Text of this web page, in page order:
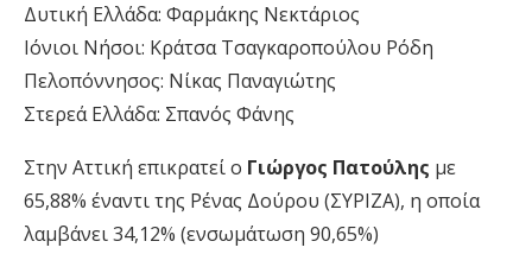
Δυτική Ελλάδα: Φαρμάκης Νεκτάριος
Ιόνιοι Νήσοι: Κράτσα Τσαγκαροπούλου Ρόδη
Πελοπόννησος: Νίκας Παναγιώτης
Στερεά Ελλάδα: Σπανός Φάνης
Στην Αττική επικρατεί ο Γιώργος Πατούλης με
65,88% έναντι της Ρένας Δούρου (ΣΥΡΙΖΑ), η οποία
λαμβάνει 34,12% (ενσωμάτωση 90,65%)